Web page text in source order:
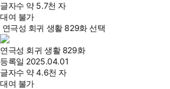
글자수 약 5.7천 자
대여 불가
연극성 회귀 생활 829화 선택
연극성 회귀 생활 829화
등록일 2025.04.01
글자수 약 4.6천 자
대여 불가